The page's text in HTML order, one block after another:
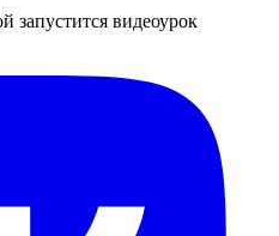
запустится видеоурок